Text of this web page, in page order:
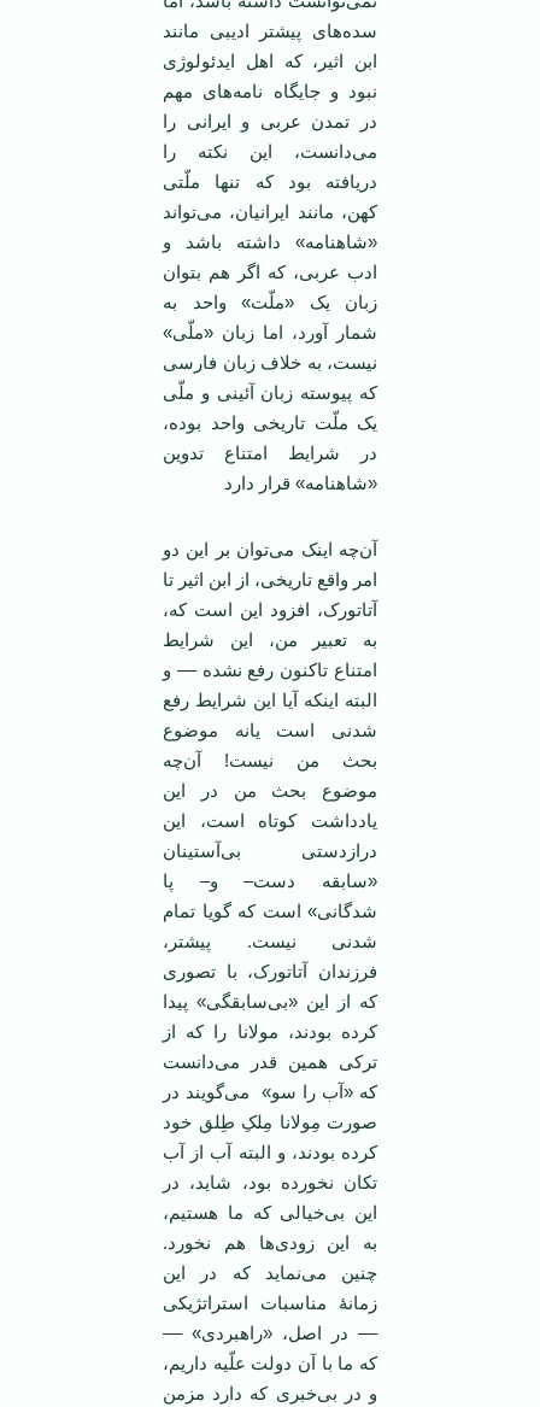
سده‌های پیشتر ادیبی مانند
ابن اثیر، که اهل ایدئولوژی
نبود و جایگاه نامه‌های مهم
در تمدن عربی و ایرانی را
می‌دانست، این نکته را
دریافته بود که تنها ملّتی
کهن، مانند ایرانیان، می‌تواند
«شاهنامه» داشته باشد و
ادب عربی، که اگر هم بتوان
زبان یک «ملّت» واحد به
شمار آورد، اما زبان «ملّی»
نیست، به خلاف زبان فارسی
که پیوسته زبان آئینی و ملّی
یک ملّت تاریخی واحد بوده،
در شرایط امتناع تدوین
«شاهنامه» قرار دارد
آن‌چه اینک می‌توان بر این دو
امر واقع تاریخی، از ابن اثیر تا
آتاتورک، افزود این است که،
به تعبیر من، این شرایط
امتناع تاکنون رفع نشده –– و
البته اینکه آیا این شرایط رفع
شدنی است یانه موضوع
بحث من نیست! آن‌چه
موضوع بحث من در این
یادداشت کوتاه است، این
درازدستی بی‌آستینان
«سابقه دست– و– پا
شدگانی» است که گویا تمام
شدنی نیست. پیشتر،
فرزندان آتاتورک، با تصوری
که از این «بی‌سابقگی» پیدا
کرده بودند، مولانا را که از
ترکی همین قدر می‌دانست
که «آب را سو» می‌گویند در
صورت مِولانا مِلکِ طِلق خود
کرده بودند، و البته آب از آب
تکان نخورده بود، شاید، در
این بی‌خیالی که ما هستیم،
به این زودی‌ها هم نخورد.
چنین می‌نماید که در این
زمانۀ مناسبات استراتژیکی
–– در اصل، «راهبردی» ––
که ما با آن دولت علّیه داریم،
و در بی‌خبری که دارد مزمن